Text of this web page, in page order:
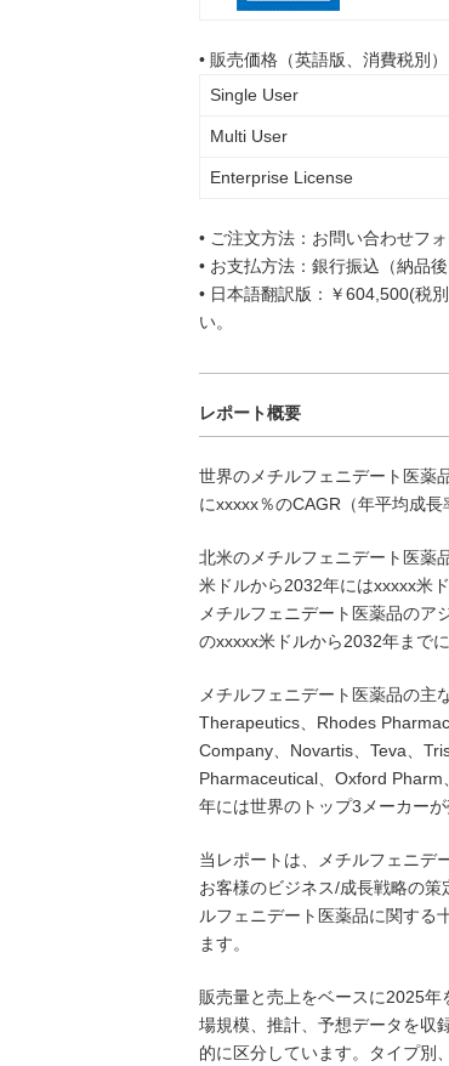
• 販売価格（英語版、消費税別）
Single User
Multi User
Enterprise License
• ご注文方法：お問い合わせフ
• お支払方法：銀行振込（納品後
• 日本語翻訳版：￥604,500(税
い。
レポート概要
世界のメチルフェニデート医薬
にxxxxx％のCAGR（年平均成
北米のメチルフェニデート医薬
米ドルから2032年にはxxxxx米
メチルフェニデート医薬品のア
のxxxxx米ドルから2032年まで
メチルフェニデート医薬品の主
Therapeutics、Rhodes
Company、Novartis、Teva、
Pharmaceutical、Oxford
年には世界のトップ3メーカー
当レポートは、メチルフェニデ
お客様のビジネス/成長戦略の
ルフェニデート医薬品に関する
ます。
販売量と売上をベースに2025
場規模、推計、予想データを収
的に区分しています。タイプ別